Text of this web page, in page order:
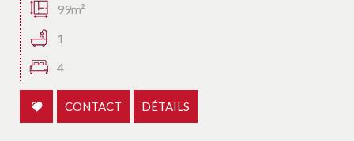
99m²
1
4
CONTACT DÉTAILS